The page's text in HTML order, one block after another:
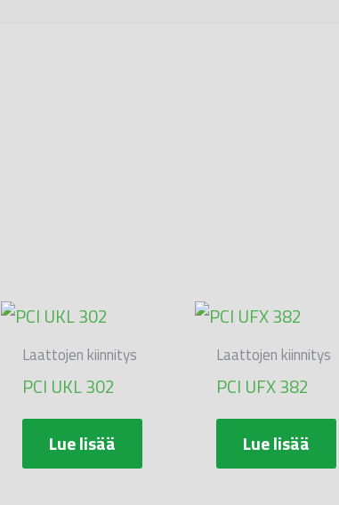
Laattojen kiinnitys
PCI UKL 302
Lue lisää
Laattojen kiinnitys
PCI UFX 382
Lue lisää